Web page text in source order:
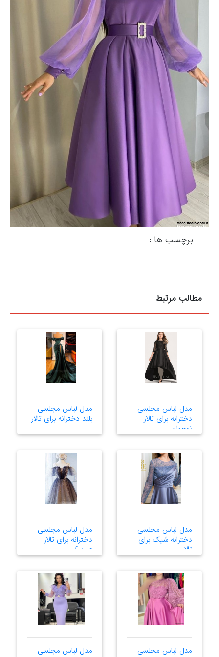
برچسب ها :
مطالب مرتبط
مدل لباس مجلسی
دخترانه برای تالار
نوجوان
مدل لباس مجلسی
بلند دخترانه برای تالار
مدل لباس مجلسی
دخترانه شیک برای
تالار
مدل لباس مجلسی
دخترانه برای تالار
عروسکی
مدل لباس مجلسی
مدل لباس مجلسی